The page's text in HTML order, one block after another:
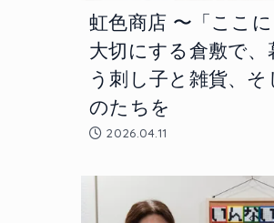
虹色商店 〜「ここ
大切にする倉敷で
う刺し子と雑貨、
のたちを
2026.04.11